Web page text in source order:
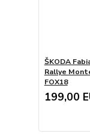
ŠKODA
Rallye
FOX18
199,00